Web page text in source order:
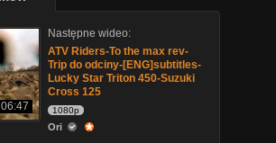
06:47
Następne wideo:
ATV Riders-To the max rev-
Trip do odciny-[ENG]subtitles-
Lucky Star Triton 450-Suzuki
Cross 125
1080p
Ori